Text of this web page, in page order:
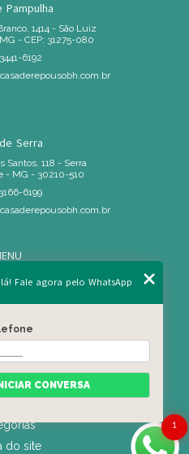
Pampulha
1414 - São Luiz
- CEP: 31275-080
6192
Serra
Santos, 118 - Serra
- MG - 30210-510
6199
Especiais
do site
1
Fale agora pelo WhatsApp
CONVERSA